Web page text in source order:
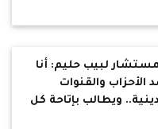
لبيب حليم: أنا
الأحزاب والقنوات
ويطالب بإتاحة كل